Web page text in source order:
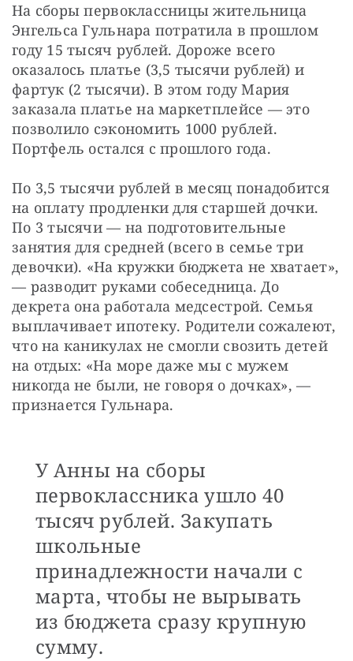
На сборы первоклассницы жительница
Энгельса Гульнара потратила в прошлом
году 15 тысяч рублей. Дороже всего
оказалось платье (3,5 тысячи рублей) и
фартук (2 тысячи). В этом году Мария
заказала платье на маркетплейсе — это
позволило сэкономить 1000 рублей.
Портфель остался с прошлого года.
По 3,5 тысячи рублей в месяц понадобится
на оплату продленки для старшей дочки.
По 3 тысячи — на подготовительные
занятия для средней (всего в семье три
девочки). «На кружки бюджета не хватает»,
— разводит руками собеседница. До
декрета она работала медсестрой. Семья
выплачивает ипотеку. Родители сожалеют,
что на каникулах не смогли свозить детей
на отдых: «На море даже мы с мужем
никогда не были, не говоря о дочках», —
признается Гульнара.
У Анны на сборы
первоклассника ушло 40
тысяч рублей. Закупать
школьные
принадлежности начали с
марта, чтобы не вырывать
из бюджета сразу крупную
сумму.